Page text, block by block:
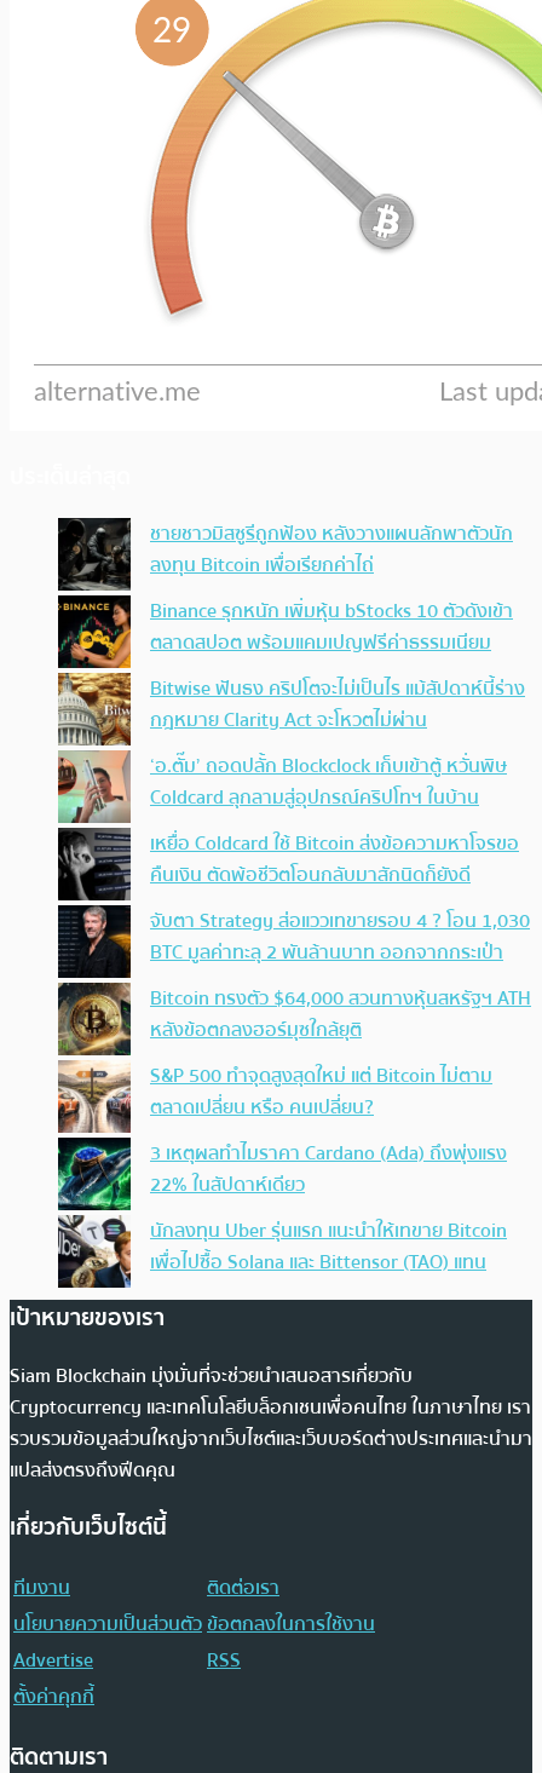
ชายชาวมิสซูรีถูกฟ้อง หลังวางแผนลักพาตัวนัก
ลงทุน Bitcoin เพื่อเรียกค่าไถ่
Binance รุกหนัก เพิ่มหุ้น bStocks 10 ตัวดังเข้า
ตลาดสปอต พร้อมแคมเปญฟรีค่าธรรมเนียม
Bitwise ฟันธง คริปโตจะไม่เป็นไร แม้สัปดาห์นี้ร่าง
กฎหมาย Clarity Act จะโหวตไม่ผ่าน
‘อ.ตั๊ม’ ถอดปลั้ก Blockclock เก็บเข้าตู้ หวั่นพิษ
Coldcard ลุกลามสู่อุปกรณ์คริปโทฯ ในบ้าน
เหยื่อ Coldcard ใช้ Bitcoin ส่งข้อความหาโจรขอ
คืนเงิน ตัดพ้อชีวิตโอนกลับมาสักนิดก็ยังดี
จับตา Strategy ส่อแววเทขายรอบ 4 ? โอน 1,030
BTC มูลค่าทะลุ 2 พันล้านบาท ออกจากกระเป๋า
Bitcoin ทรงตัว $64,000 สวนทางหุ้นสหรัฐฯ ATH
หลังข้อตกลงฮอร์มุซใกล้ยุติ
S&P 500 ทำจุดสูงสุดใหม่ แต่ Bitcoin ไม่ตาม
ตลาดเปลี่ยน หรือ คนเปลี่ยน?
3 เหตุผลทำไมราคา Cardano (Ada) ถึงพุ่งแรง
22% ในสัปดาห์เดียว
นักลงทุน Uber รุ่นแรก แนะนำให้เทขาย Bitcoin
เพื่อไปซื้อ Solana และ Bittensor (TAO) แทน
เป้าหมายของเรา
Siam Blockchain มุ่งมั่นที่จะช่วยนำเสนอสารเกี่ยวกับ
Cryptocurrency และเทคโนโลยีบล็อกเชนเพื่อคนไทย ในภาษาไทย เรา
รวบรวมข้อมูลส่วนใหญ่จากเว็บไซต์และเว็บบอร์ดต่างประเทศและนำมา
แปลส่งตรงถึงฟีดคุณ
เกี่ยวกับเว็บไซต์นี้
ทีมงาน
ติดต่อเรา
นโยบายความเป็นส่วนตัวข้อตกลงในการใช้งาน
Advertise
RSS
ตั้งค่าคุกกี้
ติดตามเรา